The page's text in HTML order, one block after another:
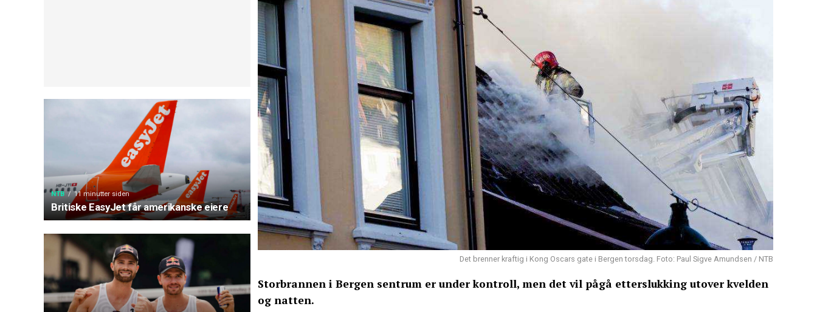
NTB 11 minutter siden
Britiske EasyJet får amerikanske eiere
Det brenner kraftig i Kong Oscars gate i Bergen torsdag. Foto: Paul Sigve Amundsen / NTB
Storbrannen i Bergen sentrum er under kontroll, men det vil pågå etterslukking utover kvelden
og natten.